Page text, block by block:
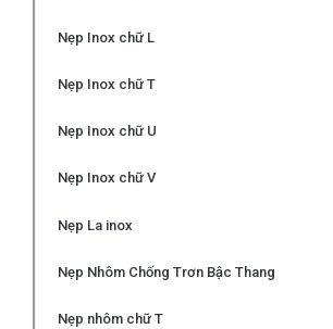
Nẹp Inox chữ L
Nẹp Inox chữ T
Nẹp Inox chữ U
Nẹp Inox chữ V
Nẹp La inox
Nẹp Nhôm Chống Trơn Bậc Thang
Nẹp nhôm chữ T